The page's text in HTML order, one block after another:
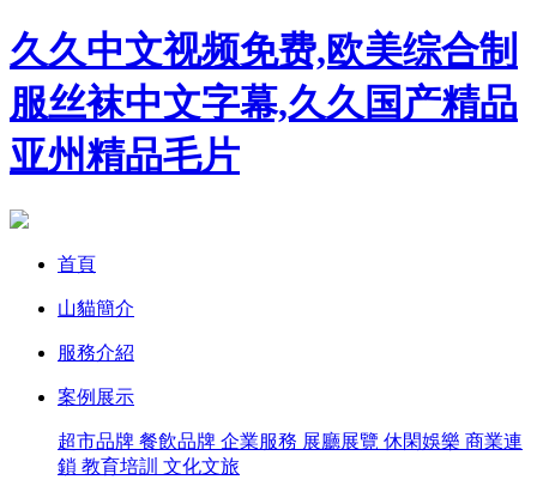
久久中文视频免费,欧美综合制
服丝袜中文字幕,久久国产精品
亚州精品毛片
首頁
山貓簡介
服務介紹
案例展示
超市品牌 餐飲品牌 企業服務 展廳展覽 休閑娛樂 商業連
鎖 教育培訓 文化文旅